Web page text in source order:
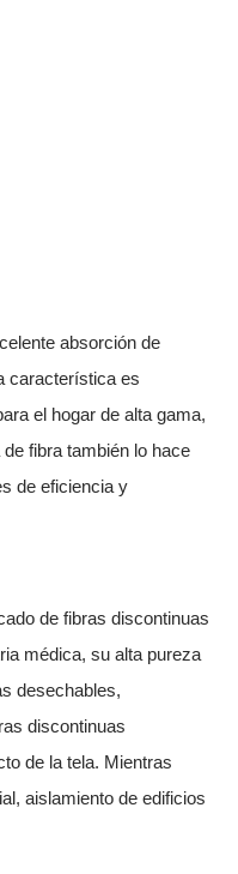
absorción de
característica es
el hogar de alta gama,
fibra también lo hace
de eficiencia y
de fibras discontinuas
médica, su alta pureza
desechables,
discontinuas
de la tela. Mientras
aislamiento de edificios